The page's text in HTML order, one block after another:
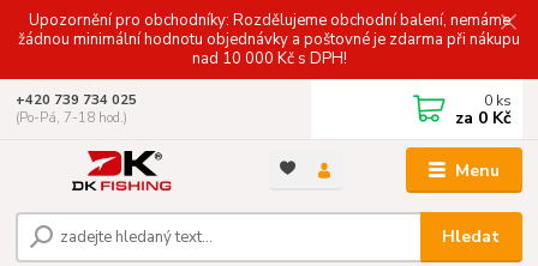
Upozornění pro obchodníky: Rozdělujeme obchodní balení, nemáme
žádnou minimální hodnotu objednávky a poštovné je zdarma při nákupu
nad 10 000 Kč s DPH!
Menu
Hledat
+420 739 734 025
(Po-Pá, 7-18 hod.)
0 ks
za 0 Kč